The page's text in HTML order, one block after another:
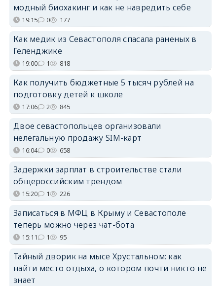
модный биохакинг и как не навредить себе
19:15 0 177
Как медик из Севастополя спасала раненых в
Геленджике
19:00 1 818
Как получить бюджетные 5 тысяч рублей на
подготовку детей к школе
17:06 2 845
Двое севастопольцев организовали
нелегальную продажу SIM-карт
16:04 0 658
Задержки зарплат в строительстве стали
общероссийским трендом
15:20 1 226
Записаться в МФЦ в Крыму и Севастополе
теперь можно через чат-бота
15:11 1 95
Тайный дворик на мысе Хрустальном: как
найти место отдыха, о котором почти никто не
знает